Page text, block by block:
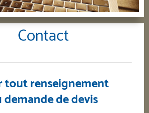
Contact
tout renseignement
demande de devis